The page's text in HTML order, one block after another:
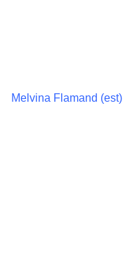
Melvina Flamand (est)